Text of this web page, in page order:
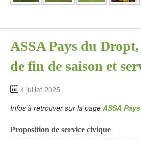
ASSA Pays du
de fin de saison et
4 juillet 2025
Infos à retrouver sur la page ASSA
Proposition de service civique